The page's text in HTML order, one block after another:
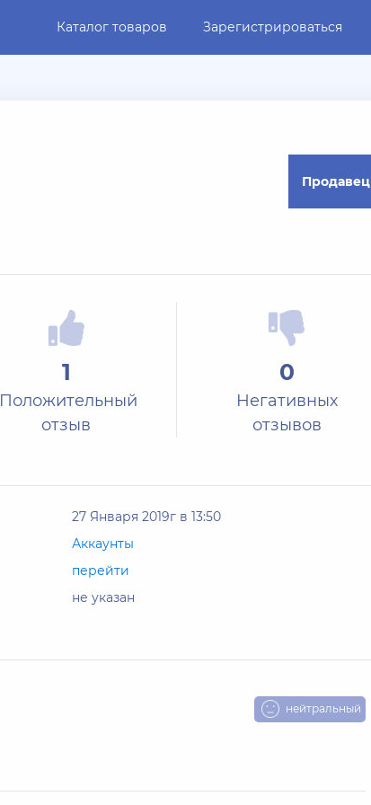
Каталог товаров Зарегистрироваться
Продавец
1
Положительный
отзыв
0
Негативных
отзывов
27 Января 2019г в 13:50
Аккаунты
перейти
не указан
нейтральный